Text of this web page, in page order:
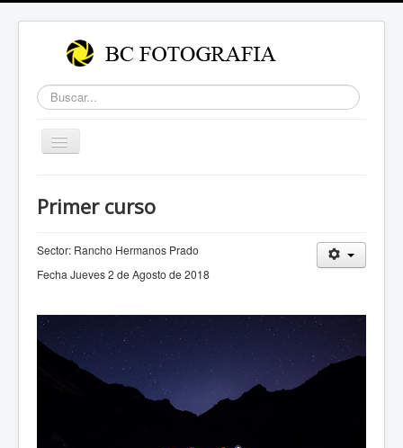
Buscar...
Cambiar
navegación
Primer curso
Sector: Rancho Hermanos Prado
Fecha Jueves 2 de Agosto de 2018